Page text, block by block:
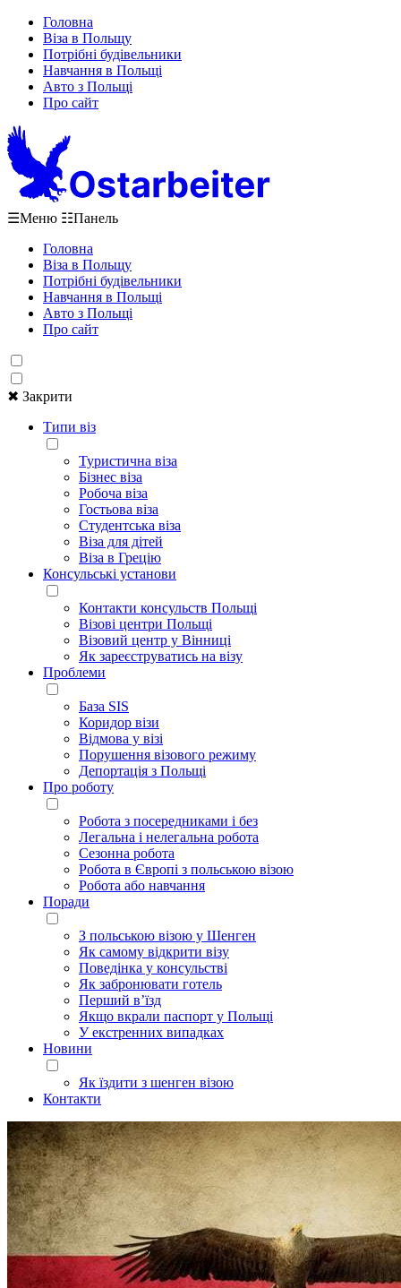
Головна
Віза в Польщу
Потрібні будівельники
Навчання в Польщі
Авто з Польщі
Про сайт
☰Меню ☷Панель
Головна
Віза в Польщу
Потрібні будівельники
Навчання в Польщі
Авто з Польщі
Про сайт
✖ Закрити
Типи віз
Туристична віза
Бізнес віза
Робоча віза
Гостьова віза
Студентська віза
Віза для дітей
Віза в Грецію
Консульські установи
Контакти консульств Польщі
Візові центри Польщі
Візовий центр у Вінниці
Як зареєструватись на візу
Проблеми
База SIS
Коридор візи
Відмова у візі
Порушення візового режиму
Депортація з Польщі
Про роботу
Робота з посередниками і без
Легальна і нелегальна робота
Сезонна робота
Робота в Європі з польською візою
Робота або навчання
Поради
З польською візою у Шенген
Як самому відкрити візу
Поведінка у консульстві
Як забронювати готель
Перший в’їзд
Якщо вкрали паспорт у Польщі
У екстренних випадках
Новини
Як їздити з шенген візою
Контакти